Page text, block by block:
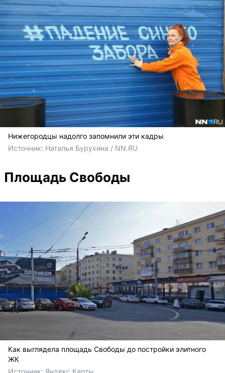
Нижегородцы надолго запомнили эти кадры
Источник: Наталья Бурухина / NN.RU
Площадь Свободы
Как выглядела площадь Свободы до постройки элитного
ЖК